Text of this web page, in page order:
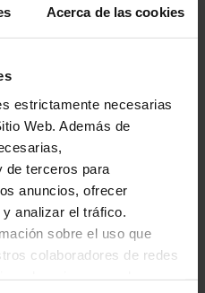
Acerca de las cookies
estrictamente necesarias
Web. Además de
de terceros para
anuncios, ofrecer
analizar el tráfico.
sobre el uso que
colaboradores de redes
2012, el concierto de
las 3 entidades
y Fundación) en una
Palau de la
la gestión,
y garantizar la